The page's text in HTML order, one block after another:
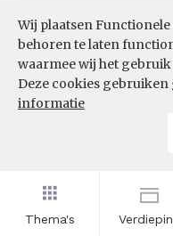
Thema's
Wij plaatsen
behoren te laten
waarmee wij het
Deze cookies
informatie
AANDEEL
(%)